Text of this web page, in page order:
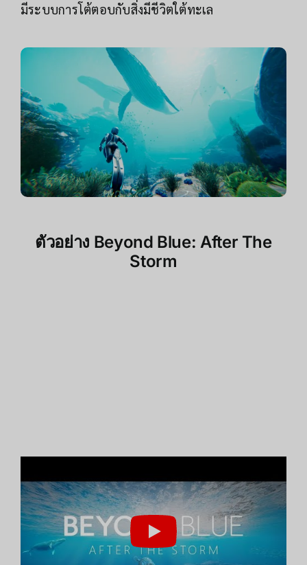
มีระบบการโต้ตอบกับสิ่งมีชีวิตใต้ทะเล
ตัวอย่าง Beyond Blue: After The
Storm